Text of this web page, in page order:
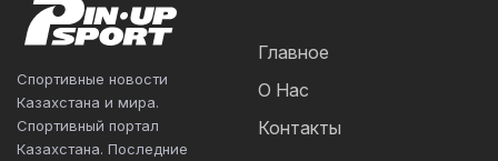
Спортивные новости
Казахстана и мира.
Спортивный портал
Казахстана. Последние
Главное
О Нас
Контакты